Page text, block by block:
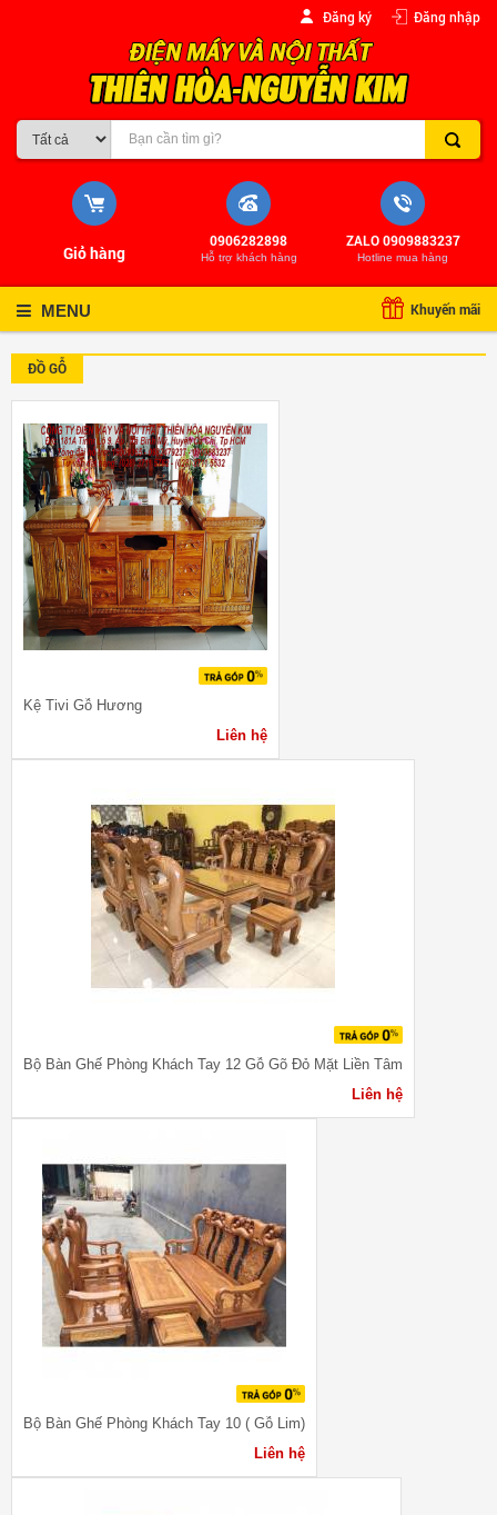
Đăng ký Đăng nhập
ZALO 0909883237
Hotline mua hàng
0906282898
Hỗ trợ khách hàng
Giỏ hàng
Khuyến mãi
MENU
ĐỒ GỖ
Kệ Tivi Gỗ Hương
Liên hệ
Bộ Bàn Ghế Phòng Khách Tay 12 Gỗ Gõ Đỏ Mặt Liền Tâm
Liên hệ
Bộ Bàn Ghế Phòng Khách Tay 10 ( Gỗ Lim)
Liên hệ